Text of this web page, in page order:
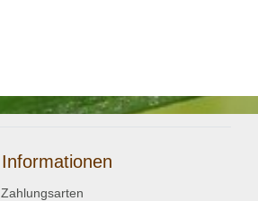
Informationen
Zahlungsarten